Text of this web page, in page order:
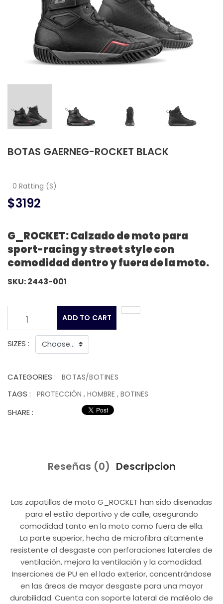
BOTAS GAERNEG-ROCKET BLACK
0 Ratting (S)
$3192
G_ROCKET: Calzado de moto para
sport-racing y street style con
comodidad dentro y fuera de la moto.
SKU: 2443-001
1 ADD TO CART
SIZES :
CATEGORIES : BOTAS/BOTINES
TAGS : PROTECCIÓN , HOMBRE , BOTINES
SHARE :
Reseñas (0) Descripcion
Las zapatillas de moto G_ROCKET han sido diseñadas
para el estilo deportivo y de calle, asegurando
comodidad tanto en la moto como fuera de ella.
La parte superior, hecha de microfibra altamente
resistente al desgaste con perforaciones laterales de
ventilación, mejora la ventilación y la comodidad.
Inserciones de PU en el lado exterior, concentrándose
en las áreas de mayor desgaste para una mayor
durabilidad. Cuenta con soporte lateral de maléolo de